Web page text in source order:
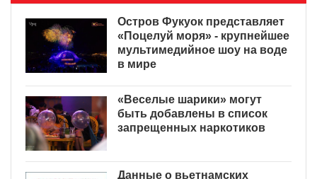
Остров Фукуок представляет
«Поцелуй моря» - крупнейшее
мультимедийное шоу на воде
в мире
«Веселые шарики» могут
быть добавлены в список
запрещенных наркотиков
Данные о вьетнамских